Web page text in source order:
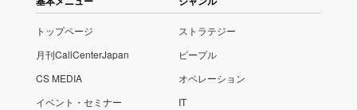
トップページ
月刊CallCenterJapan
CS MEDIA
イベント・セミナー
ストラテジー
ピープル
オペレーション
IT